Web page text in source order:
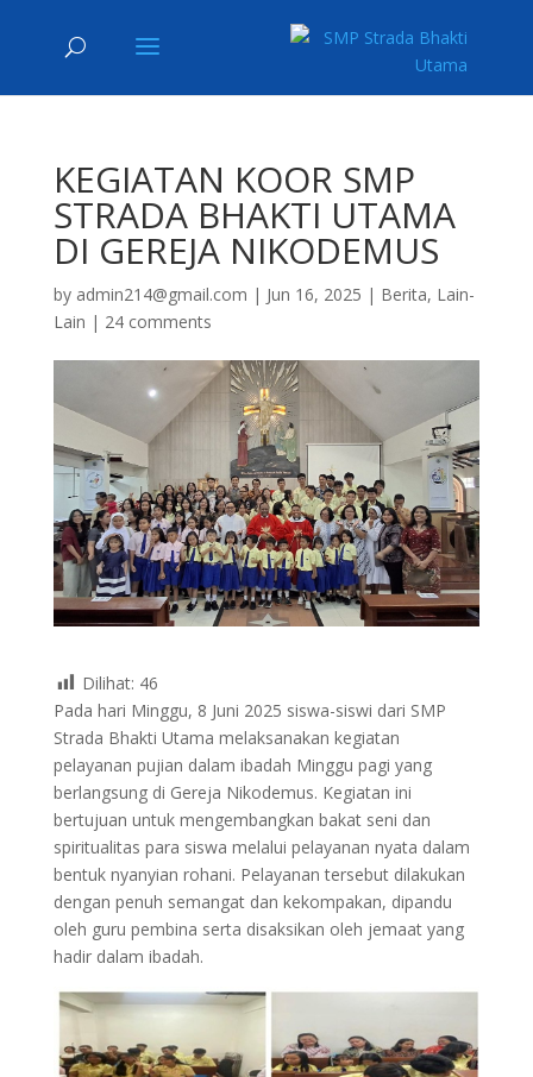
KEGIATAN KOOR SMP
STRADA BHAKTI UTAMA
DI GEREJA NIKODEMUS
by admin214@gmail.com | Jun 16, 2025 | Berita, Lain-
Lain | 24 comments
Dilihat: 46
Pada hari Minggu, 8 Juni 2025 siswa-siswi dari SMP
Strada Bhakti Utama melaksanakan kegiatan
pelayanan pujian dalam ibadah Minggu pagi yang
berlangsung di Gereja Nikodemus. Kegiatan ini
bertujuan untuk mengembangkan bakat seni dan
spiritualitas para siswa melalui pelayanan nyata dalam
bentuk nyanyian rohani. Pelayanan tersebut dilakukan
dengan penuh semangat dan kekompakan, dipandu
oleh guru pembina serta disaksikan oleh jemaat yang
hadir dalam ibadah.